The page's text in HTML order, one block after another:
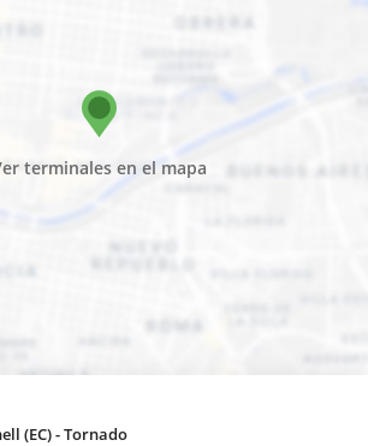
terminales en el mapa
(EC) - Tornado